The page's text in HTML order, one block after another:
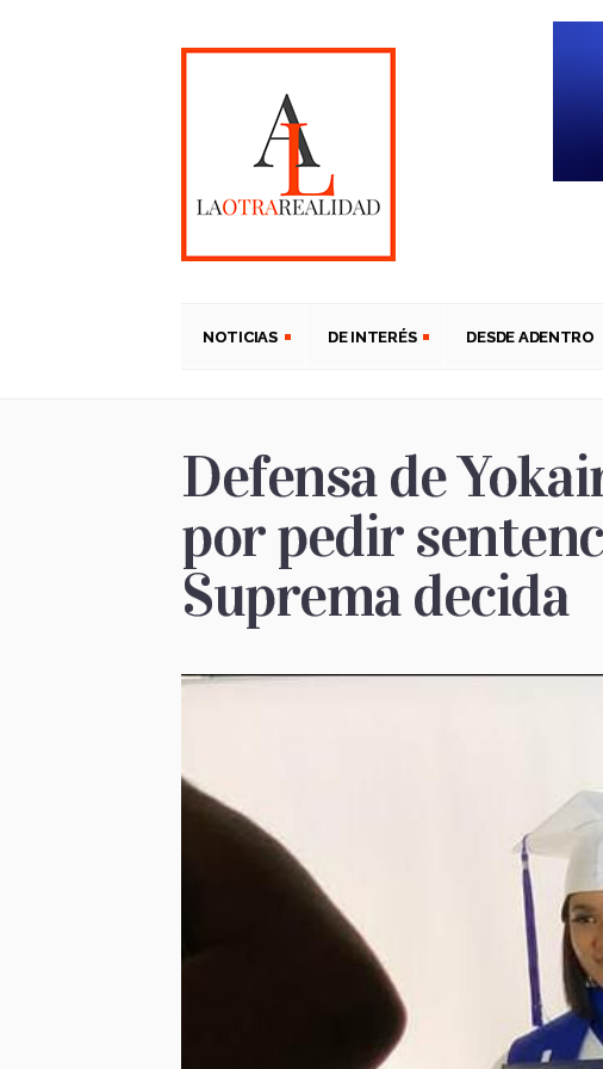
NOTICIAS DE INTERÉS DESDE ADENTRO
Defensa de
por pedir
Suprema decida